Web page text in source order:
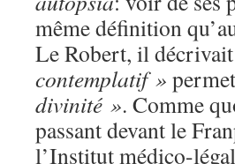
même définition
Le Robert, il
contemplatif »
divinité ». Comme
passant devant le
l’Institut médico-